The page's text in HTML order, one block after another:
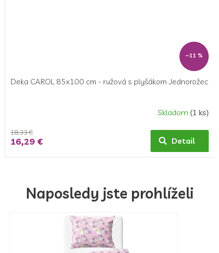
–11 %
Deka CAROL 85x100 cm - ružová s plyšákom Jednorožec
Skladom (1 ks)
18,33 €
16,29 € Detail
Naposledy jste prohlíželi